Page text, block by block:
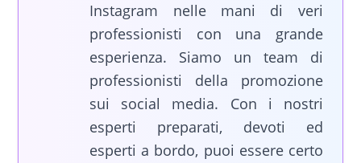
Instagram nelle mani di veri
professionisti con una grande
esperienza. Siamo un team di
professionisti della promozione
sui social media. Con i nostri
esperti preparati, devoti ed
esperti a bordo, puoi essere certo